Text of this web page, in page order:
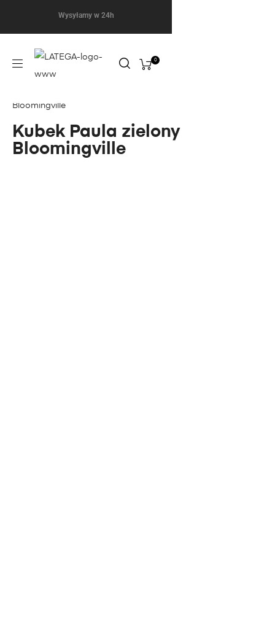
Wysyłamy w 24h
0
Bloomingville
Kubek Paula zielony
Bloomingville